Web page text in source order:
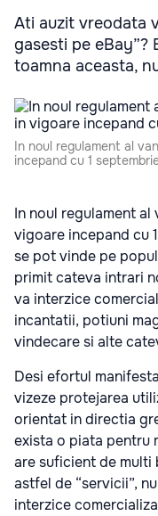
Ati auzit vreodata
gasesti pe eBay”?
toamna aceasta,
In noul regulament al
incepand cu 1
In noul regulament
vigoare incepand cu
se pot vinde pe
primit cateva intrari
va interzice
incantatii, potiuni
vindecare si alte
Desi efortul
vizeze protejarea
orientat in directia
exista o piata pentru
are suficient de multi
astfel de “servicii”,
interzice